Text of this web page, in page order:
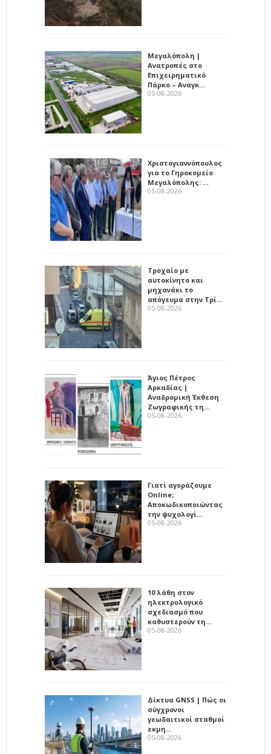
Μεγαλόπολη |
Ανατροπές στο
Επιχειρηματικό
Πάρκο – Αναγκ…
05-08-2026
Χριστογιαννόπουλος
για το Γηροκομείο
Μεγαλόπολης: …
05-08-2026
Τροχαίο με
αυτοκίνητο και
μηχανάκι το
απόγευμα στην Τρί…
05-08-2026
Άγιος Πέτρος
Αρκαδίας |
Αναδρομική Έκθεση
Ζωγραφικής τη…
05-08-2026
Γιατί αγοράζουμε
Online;
Αποκωδικοποιώντας
την ψυχολογί…
05-08-2026
10 λάθη στον
ηλεκτρολογικό
σχεδιασμό που
καθυστερούν τη…
05-08-2026
Δίκτυα GNSS | Πώς οι
σύγχρονοι
γεωδαιτικοί σταθμοί
εκμη…
05-08-2026